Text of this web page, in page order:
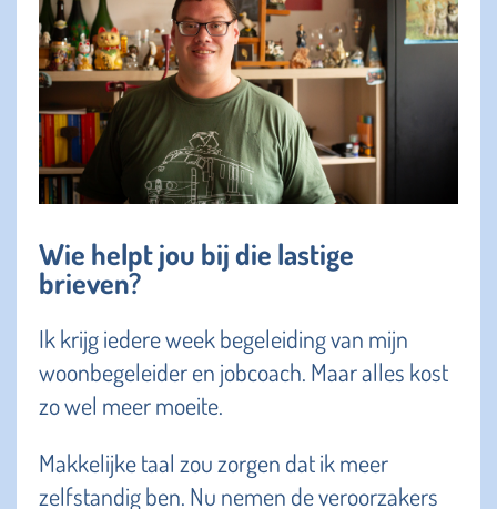
Wie helpt jou bij die lastige
brieven?
Ik krijg iedere week begeleiding van mijn
woonbegeleider en jobcoach. Maar alles kost
zo wel meer moeite.
Makkelijke taal zou zorgen dat ik meer
zelfstandig ben. Nu nemen de veroorzakers